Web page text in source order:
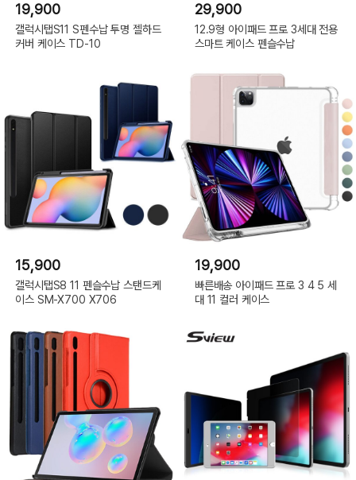
19,900
갤럭시탭S11 S펜수납 투명 젤하드
커버 케이스 TD-10
29,900
12.9형 아이패드 프로 3세대 전용
스마트 케이스 펜슬수납
15,900
갤럭시탭S8 11 펜슬수납 스탠드케
이스 SM-X700 X706
19,900
빠른배송 아이패드 프로 3 4 5 세
대 11 컬러 케이스